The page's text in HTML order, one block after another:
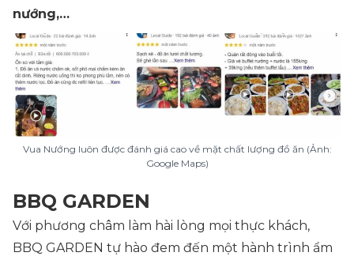
nướng,…
Vua Nướng luôn được đánh giá cao về mặt chất lượng đồ ăn (Ảnh:
Google Maps)
BBQ GARDEN
Với phương châm làm hài lòng mọi thực khách,
BBQ GARDEN tự hào đem đến một hành trình ẩm